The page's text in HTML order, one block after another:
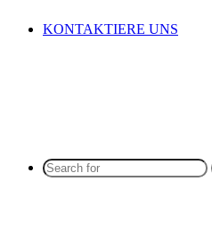
KONTAKTIERE UNS